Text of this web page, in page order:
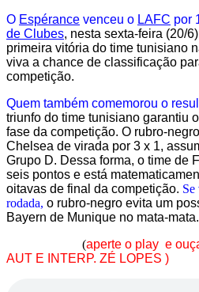
O Espérance venceu o LAFC por
de Clubes, nesta sexta-feira (20/
primeira vitória do time tunisiano
viva a chance de classificação
competição.
Quem também comemorou o
triunfo do time tunisiano garantiu
fase da competição. O rubro-
Chelsea de virada por 3 x 1,
Grupo D. Dessa forma, o time de
seis pontos e está
oitavas de final da competição.
rodada, o rubro-negro evita um
Bayern de Munique no mata-mata.
(aperte o play e
AUT E INTERP. ZÉ LOPES )